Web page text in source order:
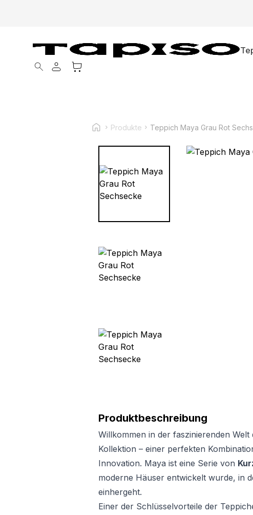
Products search
Produkte Teppich Maya Grau Rot
Produktbeschreibung
Willkommen in der faszinierenden
Kollektion – einer perfekten
Innovation. Maya ist eine Serie von
moderne Häuser entwickelt wurde, in
einhergeht.
Einer der Schlüsselvorteile der